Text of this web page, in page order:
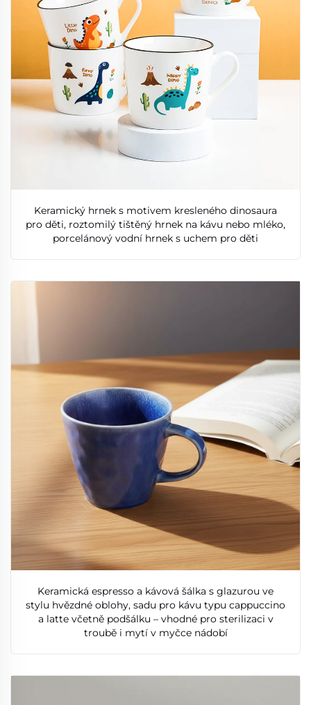
Keramický hrnek s motivem kresleného dinosaura
pro děti, roztomilý tištěný hrnek na kávu nebo mléko,
porcelánový vodní hrnek s uchem pro děti
Keramická espresso a kávová šálka s glazurou ve
stylu hvězdné oblohy, sadu pro kávu typu cappuccino
a latte včetně podšálku – vhodné pro sterilizaci v
troubě i mytí v myčce nádobí